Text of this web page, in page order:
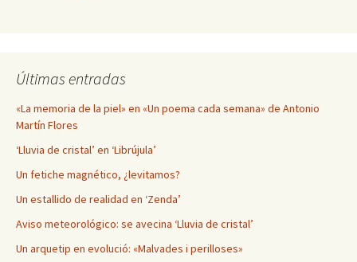
Últimas entradas
«La memoria de la piel» en «Un poema cada semana» de Antonio
Martín Flores
‘Lluvia de cristal’ en ‘Librújula’
Un fetiche magnético, ¿levitamos?
Un estallido de realidad en ‘Zenda’
Aviso meteorológico: se avecina ‘Lluvia de cristal’
Un arquetip en evolució: «Malvades i perilloses»